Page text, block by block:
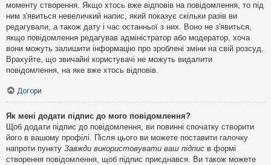
моменту створення. Якщо хтось вже відповів на повідомлення, то під
ним з'явиться невеличкий напис, який показує скільки разів ви
редагували, а також дату і час останньої з них. Воно не з'явиться,
якщо повідомлення редагував адміністратор або модератор, хоча
вони можуть залишити інформацію про зроблені зміни на свій розсуд.
Врахуйте, що звичайні користувачі не можуть видалити
повідомлення, на яке вже хтось відповів.
Догори
Як мені додати підпис до мого повідомлення?
Щоб додати підпис до повідомлення, ви повинні спочатку створити
його в вашому профілі. Після цього ви можете поставити галочку
напроти пункту Завжди використовувати ваш підпис в формі
створення повідомлення, щоб підпис приєднався. Ви також можете